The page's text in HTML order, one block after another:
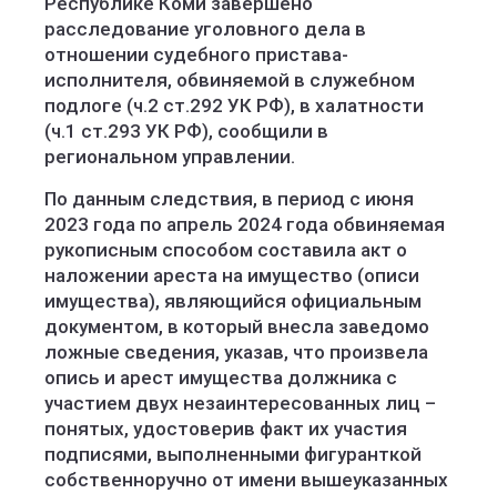
расследование уголовного дела в
отношении судебного пристава-
исполнителя, обвиняемой в служебном
подлоге (ч.2 ст.292 УК РФ), в халатности
(ч.1 ст.293 УК РФ), сообщили в
региональном управлении.
По данным следствия, в период с июня
2023 года по апрель 2024 года обвиняемая
рукописным способом составила акт о
наложении ареста на имущество (описи
имущества), являющийся официальным
документом, в который внесла заведомо
ложные сведения, указав, что произвела
опись и арест имущества должника с
участием двух незаинтересованных лиц –
понятых, удостоверив факт их участия
подписями, выполненными фигуранткой
собственноручно от имени вышеуказанных